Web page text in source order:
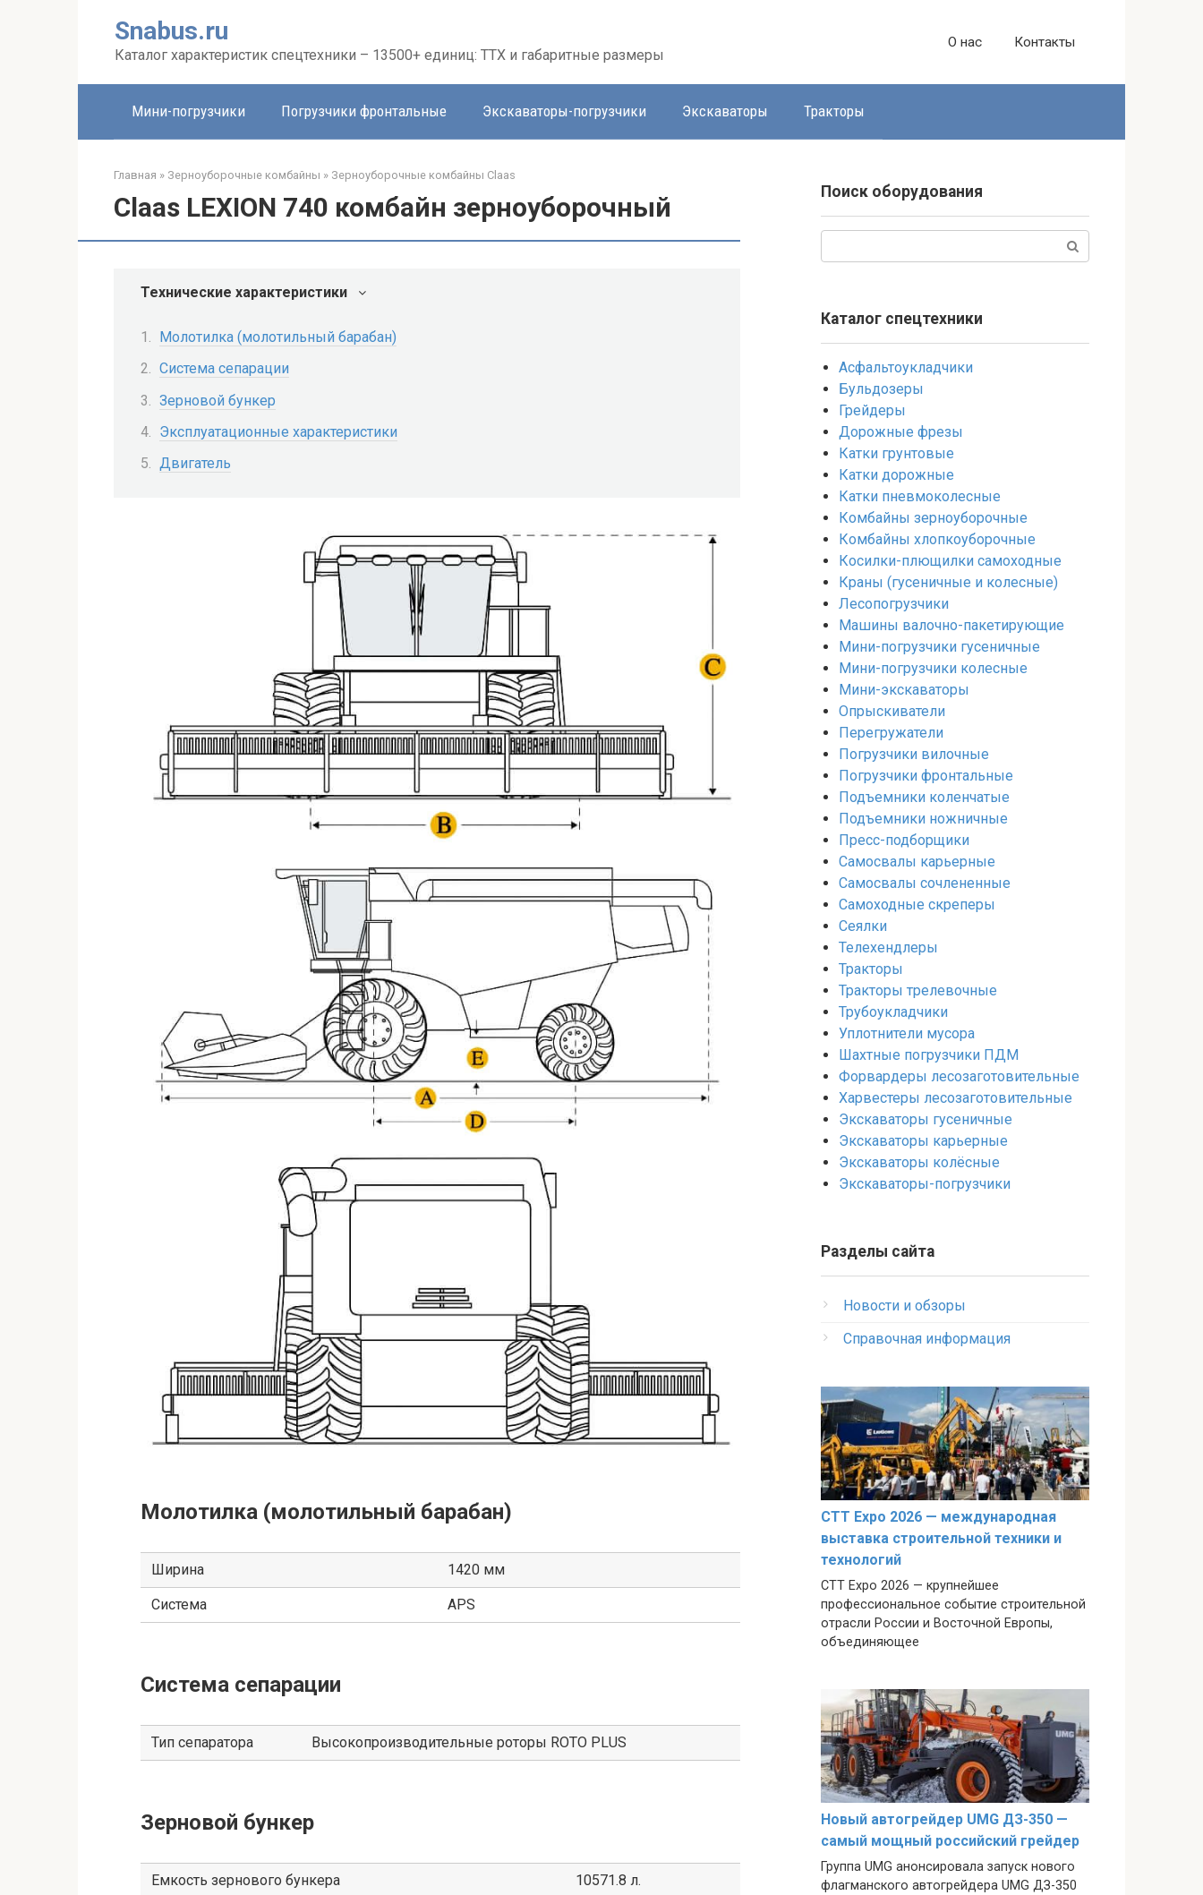
Snabus.ru
Каталог характеристик спецтехники – 13500+ единиц: ТТХ и габаритные размеры
О нас Контакты
Мини-погрузчики Погрузчики фронтальные Экскаваторы-погрузчики Экскаваторы Тракторы
Главная » Зерноуборочные комбайны » Зерноуборочные комбайны Claas
Claas LEXION 740 комбайн зерноуборочный
Технические характеристики
Молотилка (молотильный барабан)
Система сепарации
Зерновой бункер
Эксплуатационные характеристики
Двигатель
Молотилка (молотильный барабан)
Ширина 1420 мм
Система APS
Система сепарации
Тип сепаратора Высокопроизводительные роторы ROTO PLUS
Зерновой бункер
Емкость зернового бункера 10571.8 л.
Поиск оборудования
Каталог спецтехники
Асфальтоукладчики
Бульдозеры
Грейдеры
Дорожные фрезы
Катки грунтовые
Катки дорожные
Катки пневмоколесные
Комбайны зерноуборочные
Комбайны хлопкоуборочные
Косилки-плющилки самоходные
Краны (гусеничные и колесные)
Лесопогрузчики
Машины валочно-пакетирующие
Мини-погрузчики гусеничные
Мини-погрузчики колесные
Мини-экскаваторы
Опрыскиватели
Перегружатели
Погрузчики вилочные
Погрузчики фронтальные
Подъемники коленчатые
Подъемники ножничные
Пресс-подборщики
Самосвалы карьерные
Самосвалы сочлененные
Самоходные скреперы
Сеялки
Телехендлеры
Тракторы
Тракторы трелевочные
Трубоукладчики
Уплотнители мусора
Шахтные погрузчики ПДМ
Форвардеры лесозаготовительные
Харвестеры лесозаготовительные
Экскаваторы гусеничные
Экскаваторы карьерные
Экскаваторы колёсные
Экскаваторы-погрузчики
Разделы сайта
Новости и обзоры
Справочная информация
CTT Expo 2026 — международная
выставка строительной техники и
технологий
CTT Expo 2026 — крупнейшее
профессиональное событие строительной
отрасли России и Восточной Европы,
объединяющее
Новый автогрейдер UMG ДЗ-350 —
самый мощный российский грейдер
Группа UMG анонсировала запуск нового
флагманского автогрейдера UMG ДЗ-350